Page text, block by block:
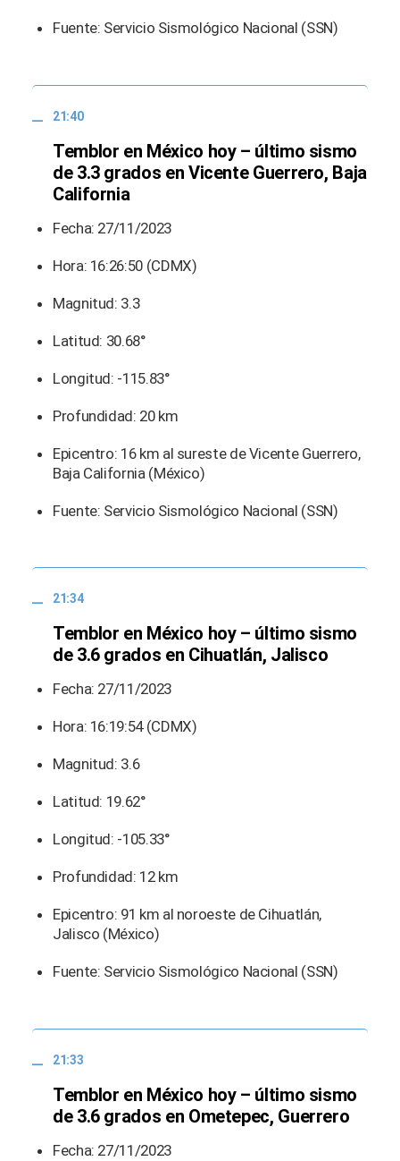
Fuente: Servicio Sismológico Nacional (SSN)
21:40
Temblor en México hoy – último sismo
de 3.3 grados en Vicente Guerrero, Baja
California
Fecha: 27/11/2023
Hora: 16:26:50 (CDMX)
Magnitud: 3.3
Latitud: 30.68°
Longitud: -115.83°
Profundidad: 20 km
Epicentro: 16 km al sureste de Vicente Guerrero,
Baja California (México)
Fuente: Servicio Sismológico Nacional (SSN)
21:34
Temblor en México hoy – último sismo
de 3.6 grados en Cihuatlán, Jalisco
Fecha: 27/11/2023
Hora: 16:19:54 (CDMX)
Magnitud: 3.6
Latitud: 19.62°
Longitud: -105.33°
Profundidad: 12 km
Epicentro: 91 km al noroeste de Cihuatlán,
Jalisco (México)
Fuente: Servicio Sismológico Nacional (SSN)
21:33
Temblor en México hoy – último sismo
de 3.6 grados en Ometepec, Guerrero
Fecha: 27/11/2023